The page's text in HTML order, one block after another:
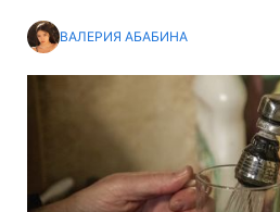
ВАЛЕРИЯ АБАБИНА